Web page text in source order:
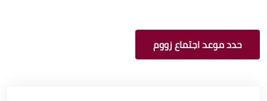
حدد موعد اجتماع زووم